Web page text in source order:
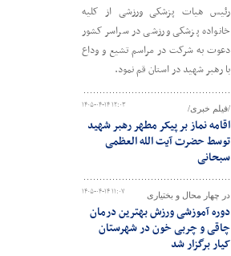
رئیس هیات پزشکی ورزشی از کلیه
خانواده پزشکی ورزشی در سراسر کشور
دعوت به شرکت در مراسم تشیع و وداع
با رهبر شهید در استان قم نمود.
۱۴۰۵-۰۴-۱۴ ۱۲:۰۳ /فیلم خبری/
اقامه نماز بر پیکر مطهر رهبر شهید
توسط حضرت آیت الله العظمی
سبحانی
۱۴۰۵-۰۴-۱۴ ۱۱:۰۷ در چهار محال و بختیاری
دوره آموزشی ورزش بهترین درمان
چاقی و چربی خون در شهرستان
کیار برگزار شد